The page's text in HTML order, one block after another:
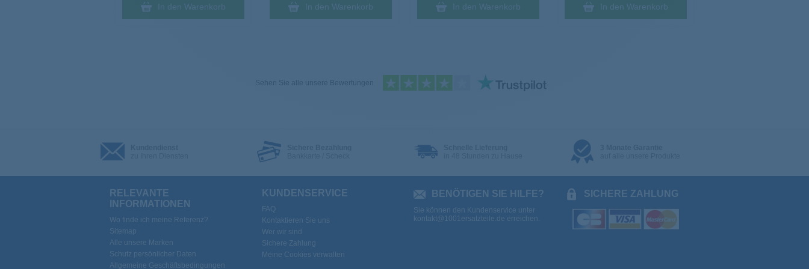
In den Warenkorb In den Warenkorb In den Warenkorb In den Warenkorb
Sehen Sie alle unsere Bewertungen
RELEVANTE
INFORMATIONEN
Wo finde ich meine Referenz?
Sitemap
Alle unsere Marken
Schutz persönlicher Daten
Allgemeine Geschäftsbedingungen
KUNDENSERVICE
FAQ
Kontaktieren Sie uns
Wer wir sind
Sichere Zahlung
Meine Cookies verwalten
BENÖTIGEN SIE HILFE?
Sie können den Kundenservice unter
kontakt@1001ersatzteile.de erreichen.
SICHERE ZAHLUNG